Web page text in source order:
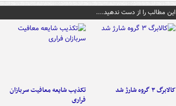
این مطالب را از دست ندهید....
کالابرگ ۳ گروه شارژ شد
تکذیب شایعه معافیت سربازان
فراری